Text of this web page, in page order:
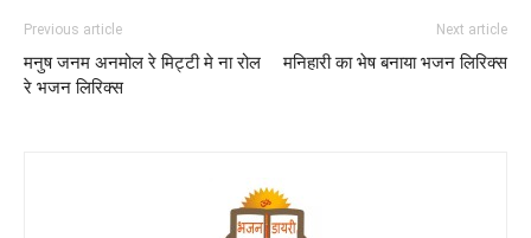
Previous article
मनुष जनम अनमोल रे मिट्टी मे ना रोल
रे भजन लिरिक्स
Next article
मनिहारी का भेष बनाया भजन लिरिक्स